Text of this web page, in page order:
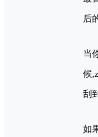
后
当
候
刮
如